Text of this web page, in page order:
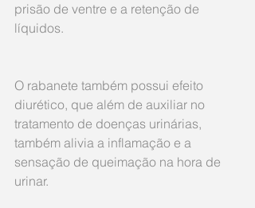
prisão de ventre e a retenção de
líquidos.
O rabanete também possui efeito
diurético, que além de auxiliar no
tratamento de doenças urinárias,
também alivia a inflamação e a
sensação de queimação na hora de
urinar.